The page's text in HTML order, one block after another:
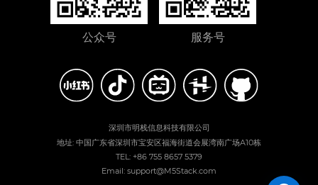
公众号 服务号
深圳市明栈信息科技有限公司
地址: 中国广东省深圳市宝安区福海街道会展湾南广场A10栋
TEL: +86 755 8657 5379
Email: support@M5Stack.com